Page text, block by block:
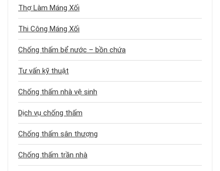
Thợ Làm Máng Xối
Thi Công Máng Xối
Chống thấm bể nước – bồn chứa
Tư vấn kỹ thuật
Chống thấm nhà vệ sinh
Dịch vụ chống thấm
Chống thấm sân thượng
Chống thấm trần nhà